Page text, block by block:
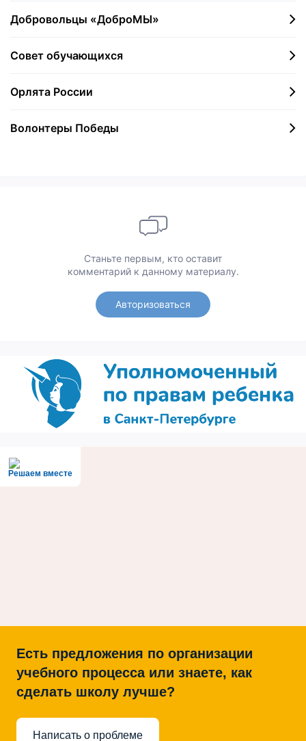
Добровольцы «ДоброМЫ»
Совет обучающихся
Орлята России
Волонтеры Победы
Станьте первым, кто оставит
комментарий к данному материалу.
Авторизоваться
Решаем вместе
Есть предложения по организации
учебного процесса или знаете, как
сделать школу лучше?
Написать о проблеме